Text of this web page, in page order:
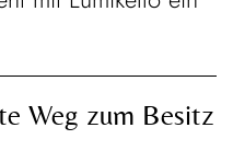
Weg zum Besitz